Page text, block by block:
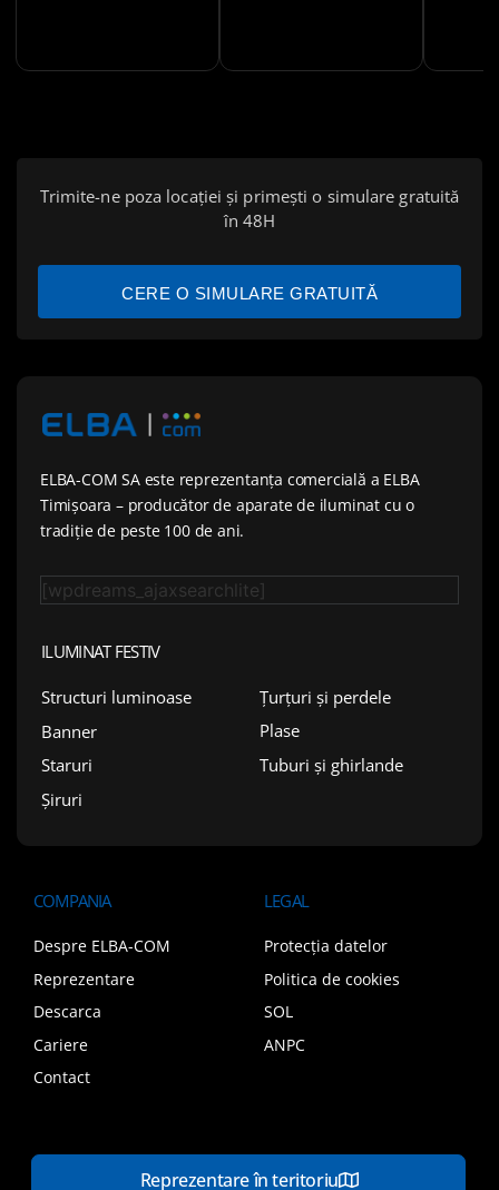
Trimite-ne poza locației și primești o simulare gratuită
în 48H
CERE O SIMULARE GRATUITĂ
ELBA-COM SA este reprezentanța comercială a ELBA
Timișoara – producător de aparate de iluminat cu o
tradiție de peste 100 de ani.
[wpdreams_ajaxsearchlite]
ILUMINAT FESTIV
Structuri luminoase
Banner
Staruri
Șiruri
Țurțuri și perdele
Plase
Tuburi și ghirlande
COMPANIA
Despre ELBA-COM
Reprezentare
Descarca
Cariere
Contact
LEGAL
Protecția datelor
Politica de cookies
SOL
ANPC
Reprezentare în teritoriu